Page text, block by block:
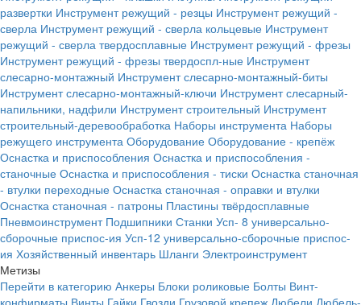
развертки Инструмент режущий - резцы Инструмент режущий -
сверла Инструмент режущий - сверла кольцевые Инструмент
режущий - сверла твердосплавные Инструмент режущий - фрезы
Инструмент режущий - фрезы твердоспл-ные Инструмент
слесарно-монтажный Инструмент слесарно-монтажный-биты
Инструмент слесарно-монтажный-ключи Инструмент слесарный-
напильники, надфили Инструмент строительный Инструмент
строительный-деревообработка Наборы инструмента Наборы
режущего инструмента Оборудование Оборудование - крепёж
Оснастка и приспособления Оснастка и приспособления -
станочные Оснастка и приспособления - тиски Оснастка станочная
- втулки переходные Оснастка станочная - оправки и втулки
Оснастка станочная - патроны Пластины твёрдосплавные
Пневмоинструмент Подшипники Станки Усп- 8 универсально-
сборочные приспос-ия Усп-12 универсально-сборочные приспос-
ия Хозяйственный инвентарь Шланги Электроинструмент
Метизы
Перейти в категорию Анкеры Блоки роликовые Болты Винт-
конфирматы Винты Гайки Гвозди Грузовой крепеж Дюбели Дюбель-